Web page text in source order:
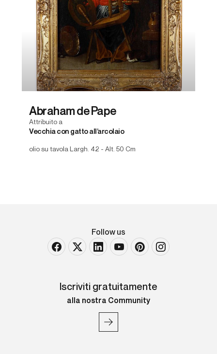
Abraham de Pape
Attribuito a
Vecchia con gatto all’arcolaio
olio su tavola Largh. 42 - Alt. 50 Cm
Follow us
Iscriviti gratuitamente
alla nostra Community